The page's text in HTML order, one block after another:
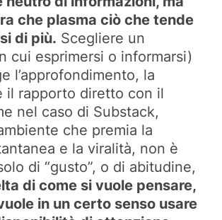
che plasma ciò che tende
di più. Scegliere un
cui esprimersi o informarsi)
l’approfondimento, la
il rapporto diretto con il
nel caso di Substack,
che premia la
e la viralità, non è
di “gusto”, o di abitudine,
di come si vuole pensare,
in un certo senso usare